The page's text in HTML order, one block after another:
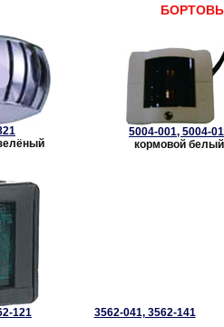
5004-001, 5004-
кормовой белый
121 3562-041, 3562-141